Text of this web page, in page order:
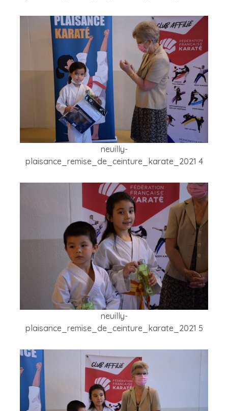
neuilly-
plaisance_remise_de_ceinture_karate_2021 4
neuilly-
plaisance_remise_de_ceinture_karate_2021 5